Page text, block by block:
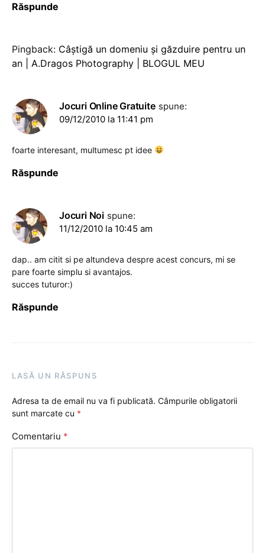
Răspunde
Pingback: Câştigă un domeniu şi găzduire pentru un
an | A.Dragos Photography | BLOGUL MEU
Jocuri Online Gratuite spune:
09/12/2010 la 11:41 pm
foarte interesant, multumesc pt idee
Răspunde
Jocuri Noi spune:
11/12/2010 la 10:45 am
dap.. am citit si pe altundeva despre acest concurs, mi se
pare foarte simplu si avantajos.
succes tuturor:)
Răspunde
LASĂ UN RĂSPUNS
Adresa ta de email nu va fi publicată. Câmpurile obligatorii
sunt marcate cu *
Comentariu *